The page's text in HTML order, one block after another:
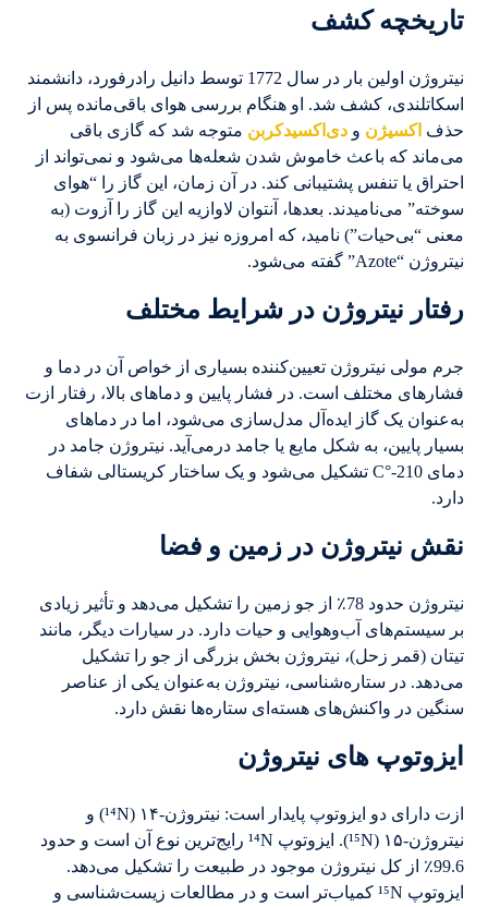
تاریخچه کشف
نیتروژن اولین بار در سال 1772 توسط دانیل رادرفورد، دانشمند
اسکاتلندی، کشف شد. او هنگام بررسی هوای باقی‌مانده پس از
حذف اکسیژن ودی‌اکسیدکربن متوجه شد که گازی باقی
می‌ماند که باعث خاموش شدن شعله‌ها می‌شود و نمی‌تواند از
احتراق یا تنفس پشتیبانی کند. در آن زمان، این گاز را “هوای
سوخته” می‌نامیدند. بعدها، آنتوان لاوازیه این گاز را آزوت (به
معنی “بی‌حیات”) نامید، که امروزه نیز در زبان فرانسوی به
نیتروژن “Azote” گفته می‌شود.
رفتار نیتروژن در شرایط مختلف
جرم مولی نیتروژن تعیین‌کننده بسیاری از خواص آن در دما و
فشارهای مختلف است. در فشار پایین و دماهای بالا، رفتار ازت
به‌عنوان یک گاز ایده‌آل مدل‌سازی می‌شود، اما در دماهای
بسیار پایین، به شکل مایع یا جامد درمی‌آید. نیتروژن جامد در
دمای 210-°C تشکیل می‌شود و یک ساختار کریستالی شفاف
دارد.
نقش نیتروژن در زمین و فضا
نیتروژن حدود 78٪ از جو زمین را تشکیل می‌دهد و تأثیر زیادی
بر سیستم‌های آب‌وهوایی و حیات دارد. در سیارات دیگر، مانند
تیتان (قمر زحل)، نیتروژن بخش بزرگی از جو را تشکیل
می‌دهد. در ستاره‌شناسی، نیتروژن به‌عنوان یکی از عناصر
سنگین در واکنش‌های هسته‌ای ستاره‌ها نقش دارد.
ایزوتوپ های نیتروژن
ازت دارای دو ایزوتوپ پایدار است: نیتروژن-۱۴ (¹⁴N) و
نیتروژن-۱۵ (¹⁵N). ایزوتوپ ¹⁴N رایج‌ترین نوع آن است و حدود
99.6٪ از کل نیتروژن موجود در طبیعت را تشکیل می‌دهد.
ایزوتوپ ¹⁵N کمیاب‌تر است و در مطالعات زیست‌شناسی و